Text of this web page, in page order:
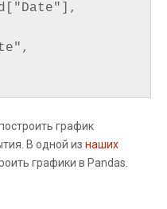
график
В одной из наших
графики в Pandas.